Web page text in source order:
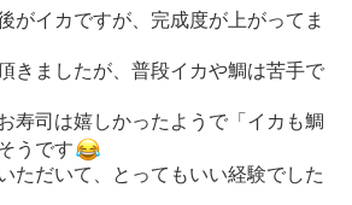
がイカですが、完成度が上がってま
きましたが、普段イカや鯛は苦手で
寿司は嬉しかったようで「イカも鯛
うです
ただいて、とってもいい経験でした